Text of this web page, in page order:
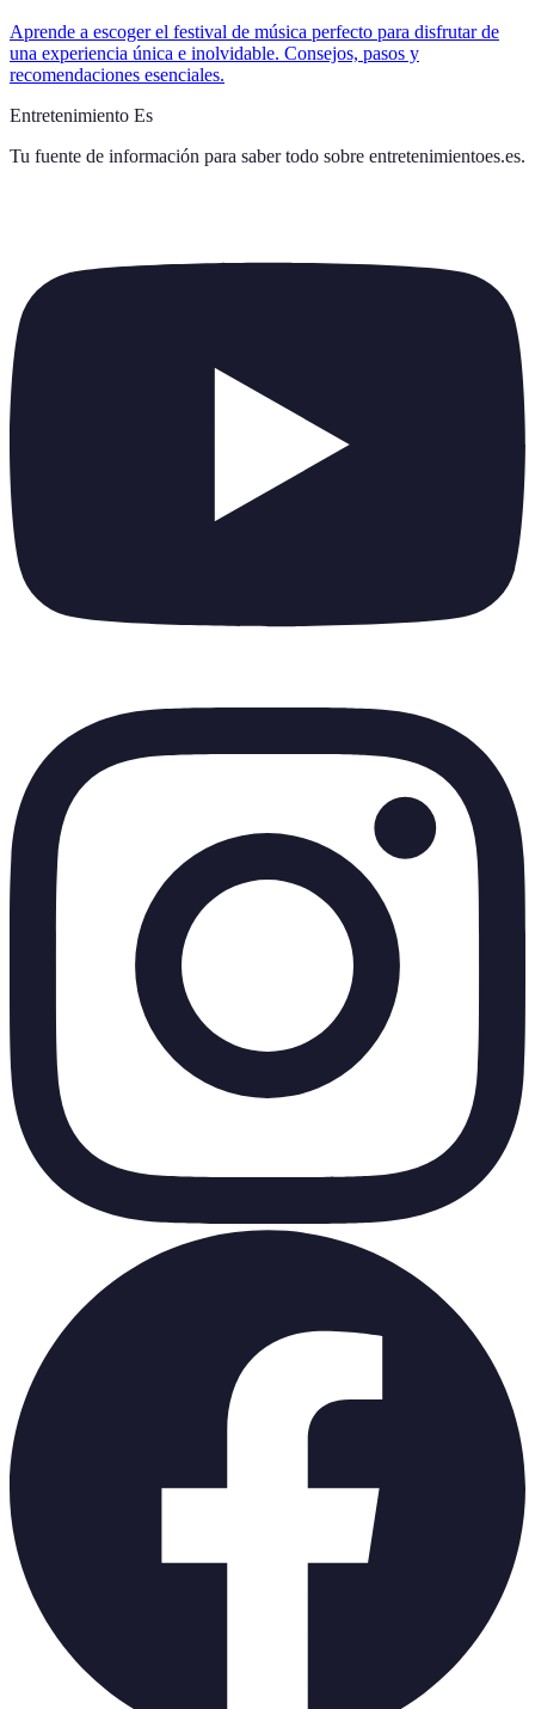
Aprende a escoger el festival de música perfecto para disfrutar de
una experiencia única e inolvidable. Consejos, pasos y
recomendaciones esenciales.
Entretenimiento Es
Tu fuente de información para saber todo sobre entretenimientoes.es.